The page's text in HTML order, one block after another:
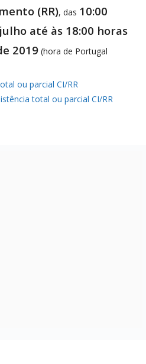
(RR), das 10:00
até às 18:00 horas
2019 (hora de Portugal
ou parcial CI/RR
total ou parcial CI/RR